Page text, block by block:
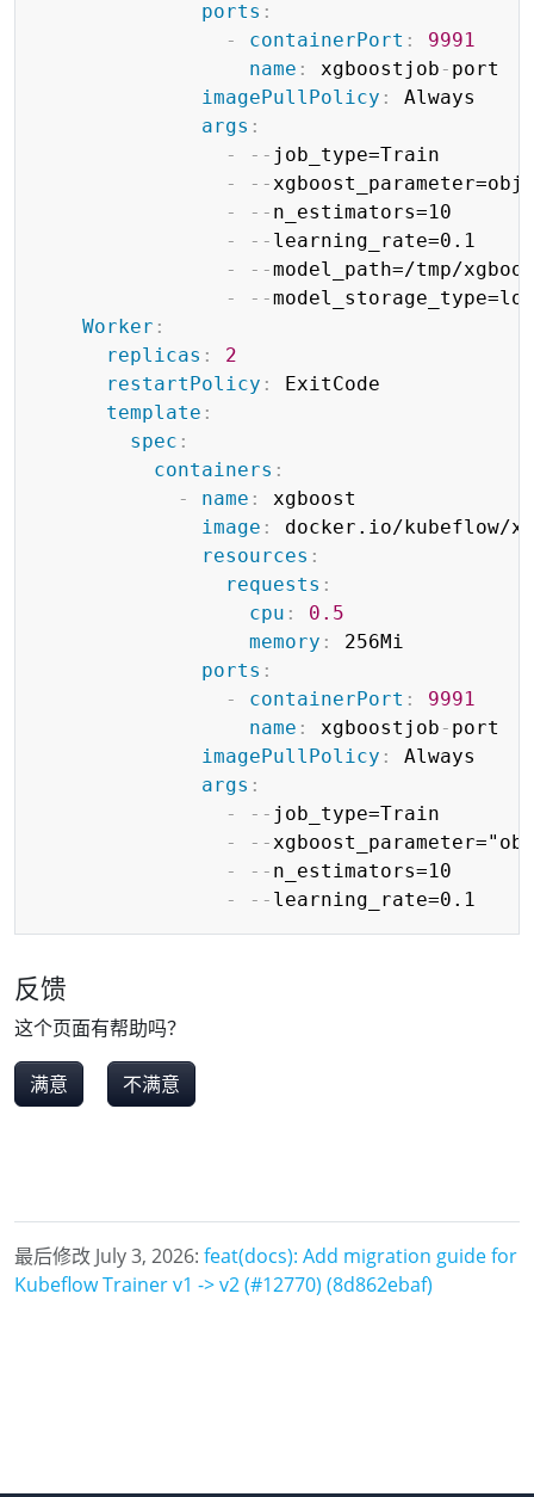
ports :
-
containerPort :
9991
name : xgboostjob - port
imagePullPolicy :
Always
args :
-
- - job_type=Train
-
- -
-
- - n_estimators=10
-
- - learning_rate=0.1
-
- -model_path=/tmp/
-
- -
Worker :
replicas :
2
restartPolicy :
ExitCode
template :
spec :
containers :
-
name :
xgboost
image :
docker.io/kubeflow/
resources :
requests :
cpu :
0.5
memory :
256Mi
ports :
-
containerPort :
9991
name : xgboostjob - port
imagePullPolicy :
Always
args :
-
- - job_type=Train
-
- -
-
- - n_estimators=10
-
- -
反馈
这个页面有帮助吗？
满意 不满意
最后修改 July 3, 2026: feat(docs): Add migration guide for
Kubeflow Trainer v1 -> v2 (#12770) (8d862ebaf)